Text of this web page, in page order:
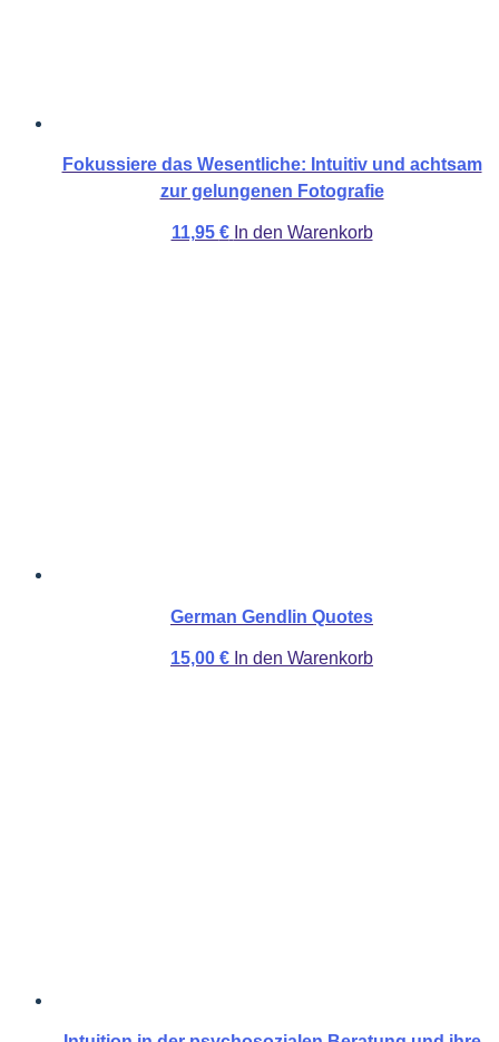
Fokussiere das Wesentliche: Intuitiv und achtsam
zur gelungenen Fotografie
11,95 € In den Warenkorb
German Gendlin Quotes
15,00 € In den Warenkorb